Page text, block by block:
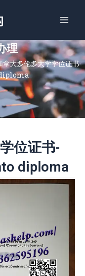
理
拿大多伦多大学学位证书-
位证书-
diploma